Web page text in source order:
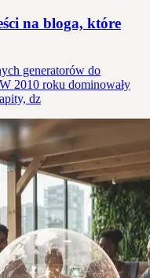
na bloga, które
generatorów do
2010 roku dominowały
dz